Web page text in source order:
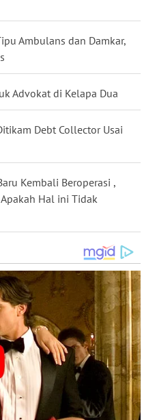
Ambulans dan Damkar,
Advokat di Kelapa Dua
Debt Collector Usai
Kembali Beroperasi ,
Hal ini Tidak